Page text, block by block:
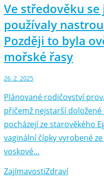
Ve středověku
používaly
Později to byla
mořské řasy
26. 2. 2025
Plánované rodičovství
přičemž nejstarší
pocházejí ze starověkého
vaginální čípky vyrobené
voskové…
ZajímavostiZdraví